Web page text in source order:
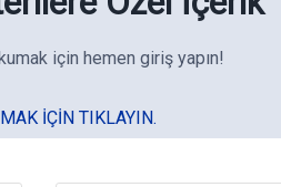
için hemen giriş yapın!
IÇIN TIKLAYIN.